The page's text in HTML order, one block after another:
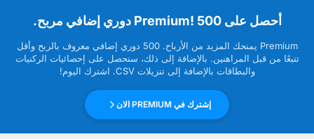
‏أحصل على Premium! 500 دوري إضافي مربح.
Premium ‏يمنحك المزيد من ‏الأرباح. 500 دوري إضافي معروف بالربح وأقل
تتبعًا من قبل ‏المراهنين. بالإضافة إلى ذلك، ستحصل على إحصائيات الركنيات
والبطاقات بالإضافة إلى تنزيلات CSV. اشترك اليوم!
إشترك في PREMIUM الان